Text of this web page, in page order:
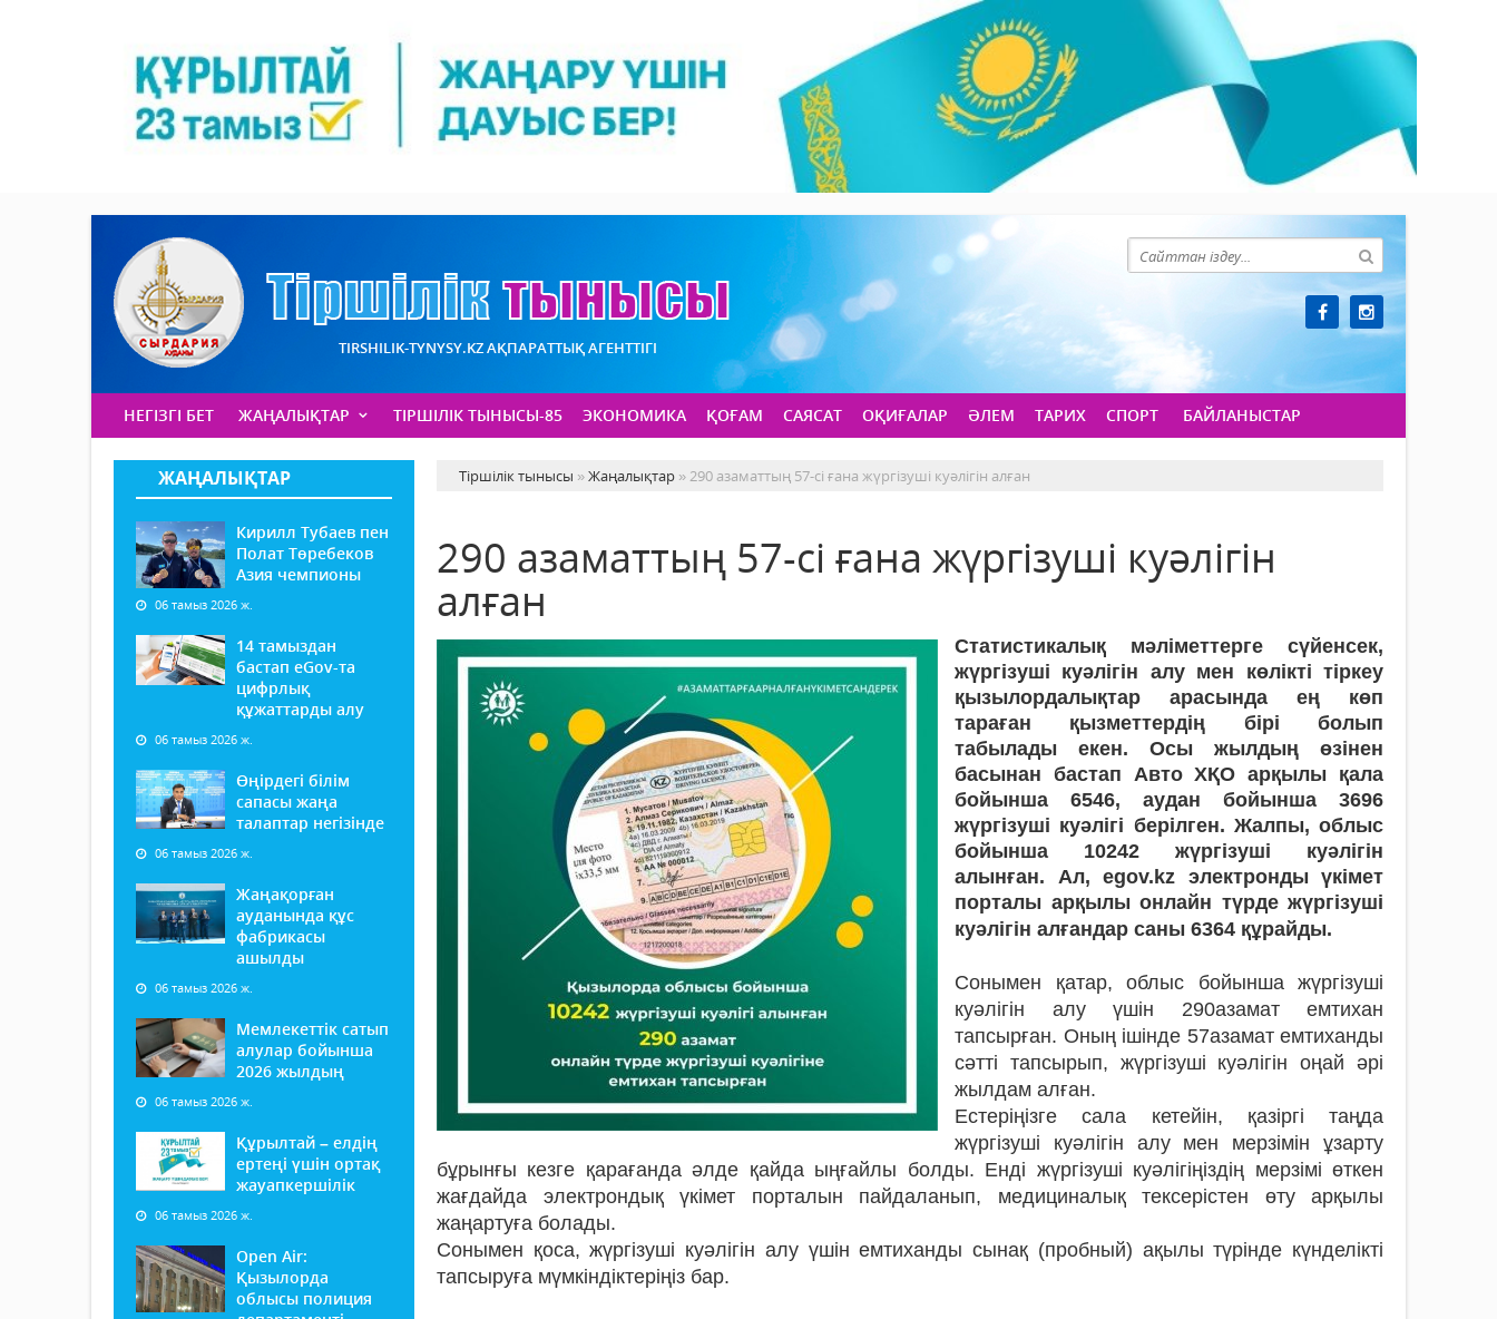
TIRSHILIK-TYNYSY.KZ АҚПАРАТТЫҚ АГЕНТТІГІ
НЕГІЗГІ БЕТ ЖАҢАЛЫҚТАР ТІРШІЛІК ТЫНЫСЫ-85 ЭКОНОМИКА ҚОҒАМ САЯСАТ ОҚИҒАЛАР ӘЛЕМ ТАРИХ СПОРТ БАЙЛАНЫСТАР
ЖАҢАЛЫҚТАР
Кирилл Тубаев пен
Полат Төребеков
Азия чемпионы
06 тамыз 2026 ж.
14 тамыздан
бастап еGov-та
цифрлық
құжаттарды алу
06 тамыз 2026 ж.
Өңірдегі білім
сапасы жаңа
талаптар негізінде
06 тамыз 2026 ж.
Жаңақорған
ауданында құс
фабрикасы
ашылды
06 тамыз 2026 ж.
Мемлекеттік сатып
алулар бойынша
2026 жылдың
06 тамыз 2026 ж.
Құрылтай – елдің
ертеңі үшін ортақ
жауапкершілік
06 тамыз 2026 ж.
Open Air:
Қызылорда
облысы полиция
Тіршілік тынысы »Жаңалықтар » 290 азаматтың 57-сі ғана жүргізуші куәлігін алған
290 азаматтың 57-сі ғана жүргізуші куәлігін
алған
Статистикалық мәліметтерге сүйенсек,
жүргізуші куәлігін алу мен көлікті тіркеу
қызылордалықтар арасында ең көп
тараған қызметтердің бірі болып
табылады екен. Осы жылдың өзінен
басынан бастап Авто ХҚО арқылы қала
бойынша 6546, аудан бойынша 3696
жүргізуші куәлігі берілген. Жалпы, облыс
бойынша 10242 жүргізуші куәлігін
алынған. Ал, egov.kz электронды үкімет
порталы арқылы онлайн түрде жүргізуші
куәлігін алғандар саны 6364 құрайды.
Сонымен қатар, облыс бойынша жүргізуші
куәлігін алу үшін 290азамат емтихан
тапсырған. Оның ішінде 57азамат емтиханды
сәтті тапсырып, жүргізуші куәлігін оңай әрі
жылдам алған.
Естеріңізге сала кетейін, қазіргі таңда
жүргізуші куәлігін алу мен мерзімін ұзарту
бұрынғы кезге қарағанда әлде қайда ыңғайлы болды. Енді жүргізуші куәлігіңіздің мерзімі өткен
жағдайда электрондық үкімет порталын пайдаланып, медициналық тексерістен өту арқылы
жаңартуға болады.
Сонымен қоса, жүргізуші куәлігін алу үшін емтиханды сынақ (пробный) ақылы түрінде күнделікті
тапсыруға мүмкіндіктеріңіз бар.